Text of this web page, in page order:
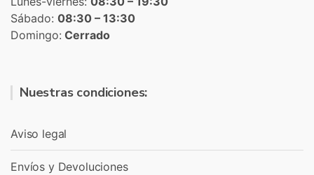
Sábado: 08:30 – 13:30
Domingo: Cerrado
Nuestras condiciones:
Aviso legal
Envíos y Devoluciones